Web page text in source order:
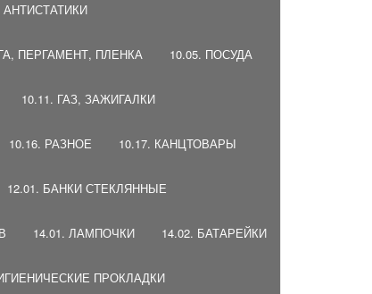
АНТИСТАТИКИ
ПЕРГАМЕНТ, ПЛЕНКА 10.05. ПОСУДА
10.11. ГАЗ, ЗАЖИГАЛКИ
10.16. РАЗНОЕ 10.17. КАНЦТОВАРЫ
12.01. БАНКИ СТЕКЛЯННЫЕ
14.01. ЛАМПОЧКИ 14.02. БАТАРЕЙКИ
ПРОКЛАДКИ